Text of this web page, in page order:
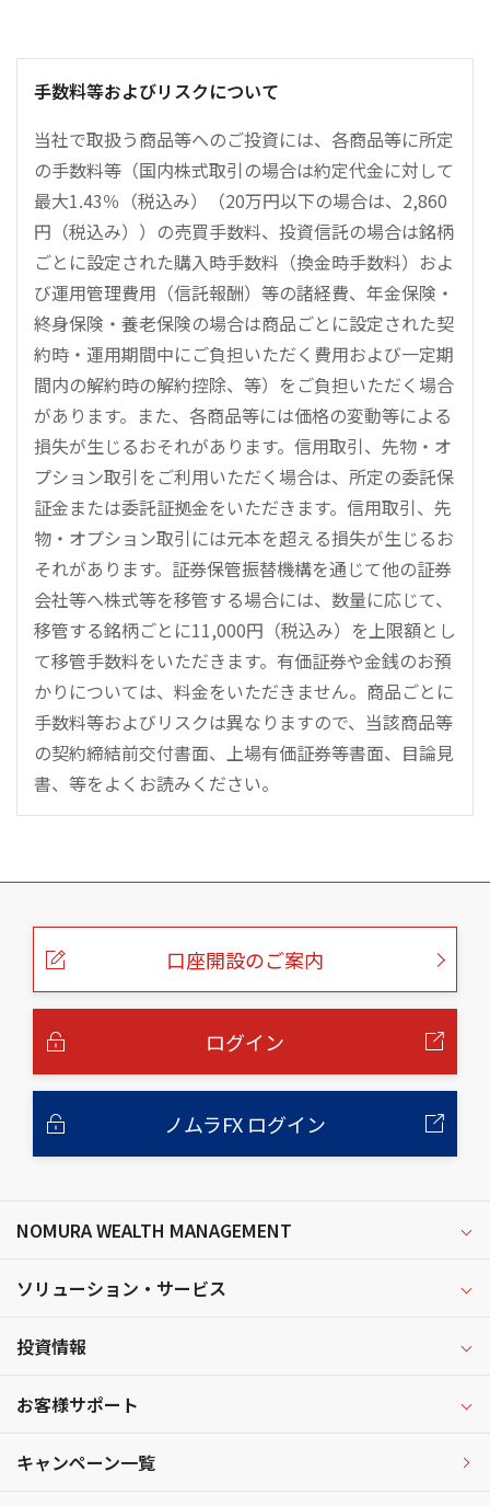
手数料等およびリスクについて
当社で取扱う商品等へのご投資には、各商品等に所定
の手数料等（国内株式取引の場合は約定代金に対して
最大1.43％（税込み）（20万円以下の場合は、2,860
円（税込み））の売買手数料、投資信託の場合は銘柄
ごとに設定された購入時手数料（換金時手数料）およ
び運用管理費用（信託報酬）等の諸経費、年金保険・
終身保険・養老保険の場合は商品ごとに設定された契
約時・運用期間中にご負担いただく費用および一定期
間内の解約時の解約控除、等）をご負担いただく場合
があります。また、各商品等には価格の変動等による
損失が生じるおそれがあります。信用取引、先物・オ
プション取引をご利用いただく場合は、所定の委託保
証金または委託証拠金をいただきます。信用取引、先
物・オプション取引には元本を超える損失が生じるお
それがあります。証券保管振替機構を通じて他の証券
会社等へ株式等を移管する場合には、数量に応じて、
移管する銘柄ごとに11,000円（税込み）を上限額とし
て移管手数料をいただきます。有価証券や金銭のお預
かりについては、料金をいただきません。商品ごとに
手数料等およびリスクは異なりますので、当該商品等
の契約締結前交付書面、上場有価証券等書面、目論見
書、等をよくお読みください。
こ
口座開設のご案内
ログイン
ノムラFX ログイン
NOMURA WEALTH MANAGEMENT
ソリューション・サービス
投資情報
お客様サポート
キャンペーン一覧